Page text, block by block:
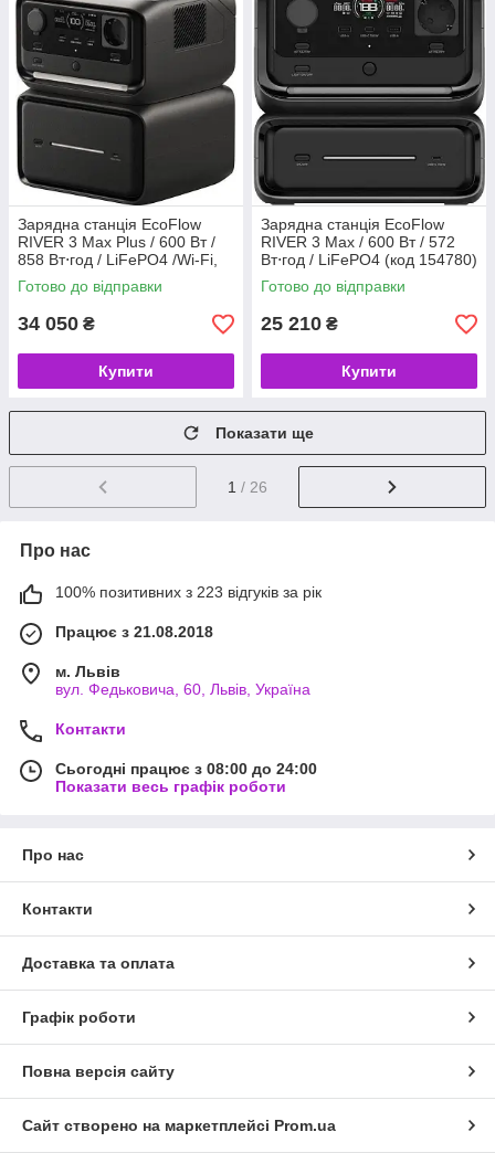
Зарядна станція EcoFlow
RIVER 3 Max Plus / 600 Вт /
858 Вт⋅год / LiFePO4 /Wi-Fi,
Bluetooth (код 155199)
Готово до відправки
34 050 ₴
Купити
Зарядна станція EcoFlow
RIVER 3 Max / 600 Вт / 572
Вт⋅год / LiFePO4 (код 154780)
Готово до відправки
25 210 ₴
Купити
Показати ще
1 / 26
Про нас
100% позитивних з 223 відгуків за рік
Працює з 21.08.2018
м. Львів
вул. Федьковича, 60, Львів, Україна
Контакти
Сьогодні працює з 08:00 до 24:00
Показати весь графік роботи
Про нас
Контакти
Доставка та оплата
Графік роботи
Повна версія сайту
Сайт створено на маркетплейсі Prom.ua